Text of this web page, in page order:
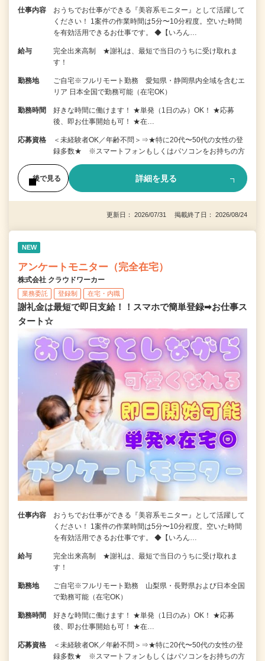
仕事内容
おうちでお仕事ができる『美容系モニター』として活躍して
ください！ 1案件の作業時間は5分〜10分程度。空いた時間
を有効活用できるお仕事です。 ◆【いろん…
給与
完全出来高制 ★謝礼は、最短で当日のうちに受け取れま
す！
勤務地
ご自宅※フルリモート勤務 愛知県・静岡県内全域を含むエ
リア 日本全国で勤務可能（在宅OK）
勤務時間
好きな時間に働けます！ ★単発（1日のみ）OK！ ★応募
後、即お仕事開始も可！ ★在…
応募資格
＜未経験者OK／年齢不問＞⇒★特に20代〜50代の女性の登
録多数★ ※スマートフォンもしくはパソコンをお持ちの方
後で見る 詳細を見る
更新日： 2026/07/31 掲載終了日： 2026/08/24
NEW
アンケートモニター（完全在宅）
株式会社 クラウドワーカー
業務委託 登録制 在宅・内職
謝礼金は最短で即日支給！！スマホで簡単登録➡お仕事ス
タート☆
仕事内容
おうちでお仕事ができる『美容系モニター』として活躍して
ください！ 1案件の作業時間は5分〜10分程度。空いた時間
を有効活用できるお仕事です。 ◆【いろん…
給与
完全出来高制 ★謝礼は、最短で当日のうちに受け取れま
す！
勤務地
ご自宅※フルリモート勤務 山梨県・長野県および日本全国
で勤務可能（在宅OK）
勤務時間
好きな時間に働けます！ ★単発（1日のみ）OK！ ★応募
後、即お仕事開始も可！ ★在…
応募資格
＜未経験者OK／年齢不問＞⇒★特に20代〜50代の女性の登
録多数★ ※スマートフォンもしくはパソコンをお持ちの方